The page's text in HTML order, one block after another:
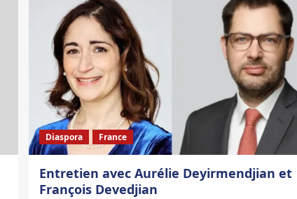
Diaspora France
Entretien avec Aurélie Deyirmendjian et
François Devedjian